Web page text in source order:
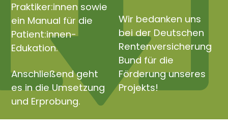
Praktiker:innen sowie
ein Manual für die
Patient:innen-
Edukation.
Anschließend geht
es in die Umsetzung
und Erprobung.
Wir bedanken uns
bei der Deutschen
Rentenversicherung
Bund für die
Förderung unseres
Projekts!